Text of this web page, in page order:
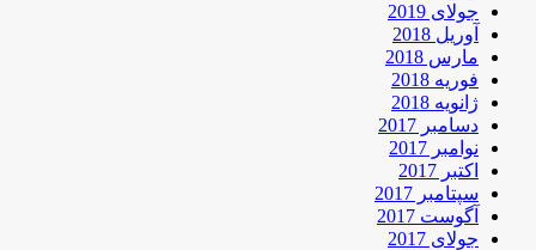
جولای 2019
آوریل 2018
مارس 2018
فوریه 2018
ژانویه 2018
دسامبر 2017
نوامبر 2017
اکتبر 2017
سپتامبر 2017
آگوست 2017
جولای 2017